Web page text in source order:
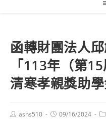
函轉財團法人
「113年（第
清寒孝親獎助學
Postashs510
Post09/16/2024